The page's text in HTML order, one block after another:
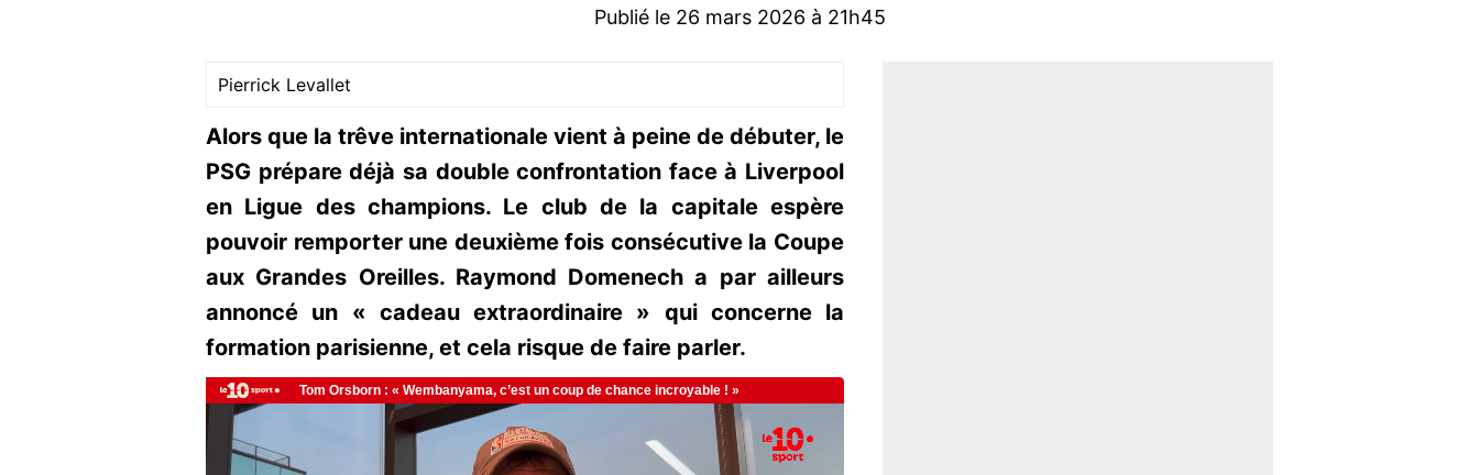
Publié le 26 mars 2026 à 21h45
Pierrick Levallet
Alors que la trêve internationale vient à peine de débuter, le
PSG prépare déjà sa double confrontation face à Liverpool
en Ligue des champions. Le club de la capitale espère
pouvoir remporter une deuxième fois consécutive la Coupe
aux Grandes Oreilles. Raymond Domenech a par ailleurs
annoncé un « cadeau extraordinaire » qui concerne la
formation parisienne, et cela risque de faire parler.